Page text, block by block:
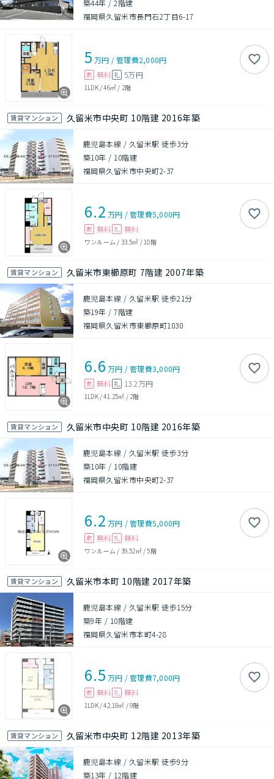
築44年 /2階建
福岡県久留米市長門石2丁目6-17
5 万円 /管理費2,000円
敷 無料 礼 5万円
1LDK/46㎡ / 2階
賃貸マンション 久留米市中央町 10階建 2016年築
鹿児島本線 / 久留米駅 徒歩3分
築10年 / 10階建
福岡県久留米市中央町2-37
6.2 万円 /管理費5,000円
敷 無料 礼 無料
ワンルーム / 33.5㎡ / 10階
賃貸マンション 久留米市東櫛原町 7階建 2007年築
鹿児島本線 / 久留米駅 徒歩21分
築19年 /7階建
福岡県久留米市東櫛原町1030
6.6 万円 /管理費3,000円
敷 無料 礼 13.2万円
1LDK/41.25㎡ / 2階
賃貸マンション 久留米市中央町 10階建 2016年築
鹿児島本線 / 久留米駅 徒歩3分
築10年 / 10階建
福岡県久留米市中央町2-37
6.2 万円 /管理費5,000円
敷 無料 礼 無料
ワンルーム / 39.52㎡/5階
賃貸マンション 久留米市本町 10階建 2017年築
鹿児島本線 / 久留米駅 徒歩15分
築9年 / 10階建
福岡県久留米市本町4-28
6.5 万円 /管理費7,000円
敷 無料 礼 無料
1LDK/42.18㎡ /9階
賃貸マンション 久留米市中央町 12階建 2013年築
鹿児島本線 / 久留米駅 徒歩9分
築13年 / 12階建